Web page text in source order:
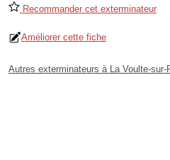
Recommander cet exterminateur
Améliorer cette fiche
Autres exterminateurs à La Voulte-sur-